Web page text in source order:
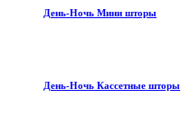
День-Ночь Мини шторы
День-Ночь Кассетные шторы